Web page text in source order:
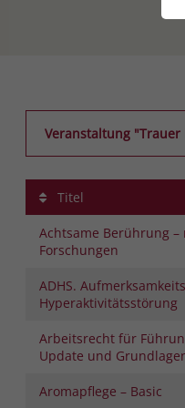
Veranstaltung
Titel
Achtsame Berührung –
Forschungen
ADHS.
Hyperaktivitätsstörung
Arbeitsrecht für
Update und
Aromapflege – Basic